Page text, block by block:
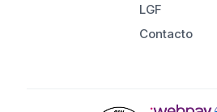
LGF
Contacto